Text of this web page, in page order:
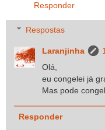
Responder
Respostas
Laranjinha
Olá,
eu congelei já
Mas pode
Responder